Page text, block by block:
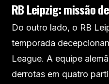
RB Leipzig: missão
Do outro lado, o RB
temporada
League. A equipe
derrotas em quatro